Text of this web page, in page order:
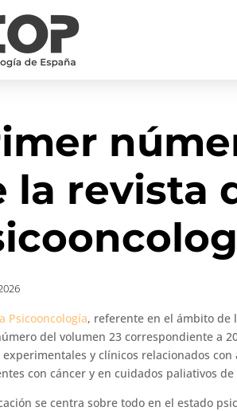
la revista
Psicooncología, referente en el ámbito de
del volumen 23 correspondiente a
y clínicos relacionados
con cáncer y en cuidados paliativos
se centra sobre todo en el estado